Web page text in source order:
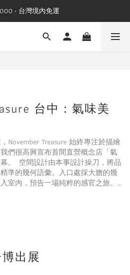
‧ 台灣境內免運
台中：氣味美
November Treasure 始終專注於描繪
們很高興宣布首間直營概念店「氣
。 空間設計由本事設計操刀，將品
準的幾何語彙。入口處採大膽的幾
室內，預告一場純粹的感官之旅。
手台，皆展現如雕塑般的幾何切
香氣」成為空間的主角。 空間核心
出展